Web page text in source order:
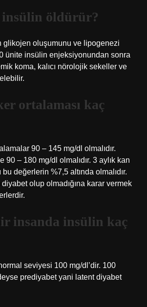
öldürür?
glikojen oluşumunu ve lipogenezi
ünite insülin enjeksiyonundan sonra
koma, kalıcı nörolojik sekeller ve
ortalaması kaç
90 – 145 mg/dl olmalıdır.
90 – 180 mg/dl olmalıdır. 3 aylık kan
değerlerin %7,5 altında olmalıdır.
olup olmadığına karar vermek
insanda insülin kaç
seviyesi 100 mg/dl’dir. 100
prediyabet yani latent diyabet